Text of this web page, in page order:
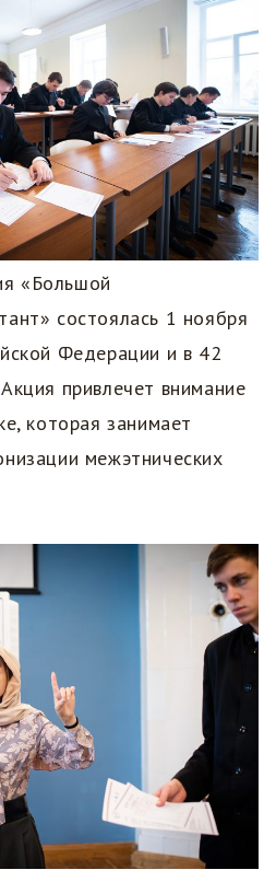
«Большой
состоялась 1 ноября
Федерации и в 42
привлечет внимание
которая занимает
межэтнических